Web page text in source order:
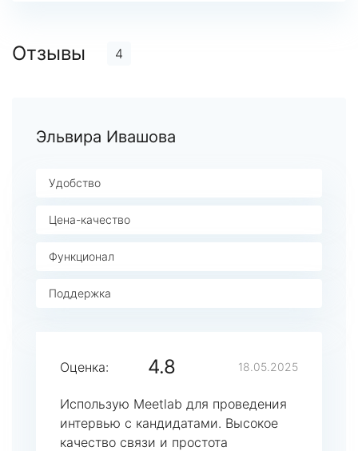
Отзывы 4
Эльвира Ивашова
Удобство
Цена-качество
Функционал
Поддержка
Оценка: 4.8 18.05.2025
Использую Meetlab для проведения
интервью с кандидатами. Высокое
качество связи и простота